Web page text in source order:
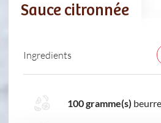
Sauce citronnée
Ingredients
100 gramme(s) beurre